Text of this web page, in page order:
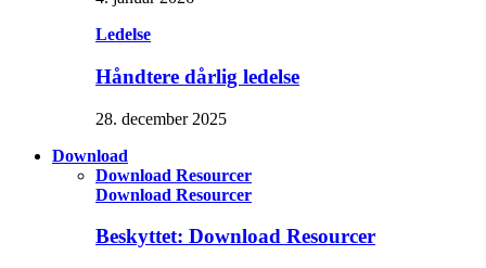
Ledelse
Håndtere dårlig ledelse
28. december 2025
Download
Download Resourcer
Download Resourcer
Beskyttet: Download Resourcer